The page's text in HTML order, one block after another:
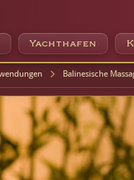
Yachthafen
Balinesische